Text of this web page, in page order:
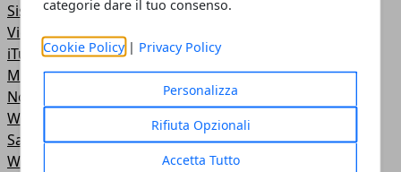
categorie dare il tuo consenso.
Cookie Policy | Privacy Policy
Personalizza
Rifiuta Opzionali
Accetta Tutto
Sistemi Operativi
Video Tutorial
iTunes
Motori di ricerca
NoteBook
Wireless
Samsung
Web Master